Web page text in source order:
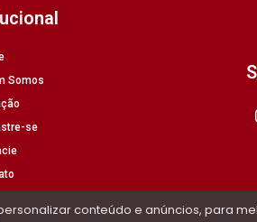
Somos
se
conteúdo e anúncios, para